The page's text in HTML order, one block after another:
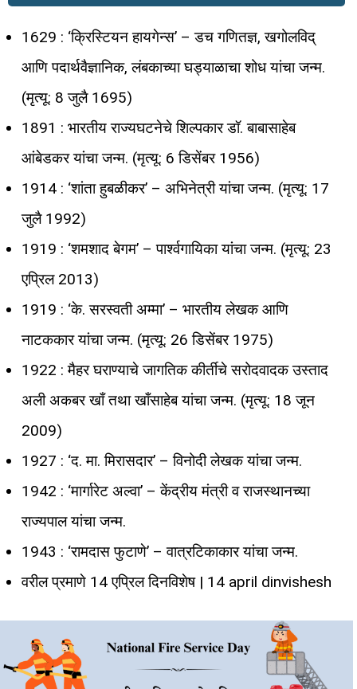
1629 : ‘क्रिस्टियन हायगेन्स’ – डच गणितज्ञ, खगोलविद्‌
आणि पदार्थवैज्ञानिक, लंबकाच्या घड्याळाचा शोध यांचा जन्म.
(मृत्यू: 8 जुलै 1695)
1891 : भारतीय राज्यघटनेचे शिल्पकार डॉ. बाबासाहेब
आंबेडकर यांचा जन्म. (मृत्यू: 6 डिसेंबर 1956)
1914 : ‘शांता हुबळीकर’ – अभिनेत्री यांचा जन्म. (मृत्यू: 17
जुलै 1992)
1919 : ‘शमशाद बेगम’ – पार्श्वगायिका यांचा जन्म. (मृत्यू: 23
एप्रिल 2013)
1919 : ‘के. सरस्वती अम्मा’ – भारतीय लेखक आणि
नाटककार यांचा जन्म. (मृत्यू: 26 डिसेंबर 1975)
1922 : मैहर घराण्याचे जागतिक कीर्तीचे सरोदवादक उस्ताद
अली अकबर खाँ तथा खाँसाहेब यांचा जन्म. (मृत्यू: 18 जून
2009)
1927 : ‘द. मा. मिरासदार’ – विनोदी लेखक यांचा जन्म.
1942 : ‘मार्गारेट अल्वा’ – केंद्रीय मंत्री व राजस्थानच्या
राज्यपाल यांचा जन्म.
1943 : ‘रामदास फुटाणे’ – वात्रटिकाकार यांचा जन्म.
वरील प्रमाणे 14 एप्रिल दिनविशेष | 14 april dinvishesh